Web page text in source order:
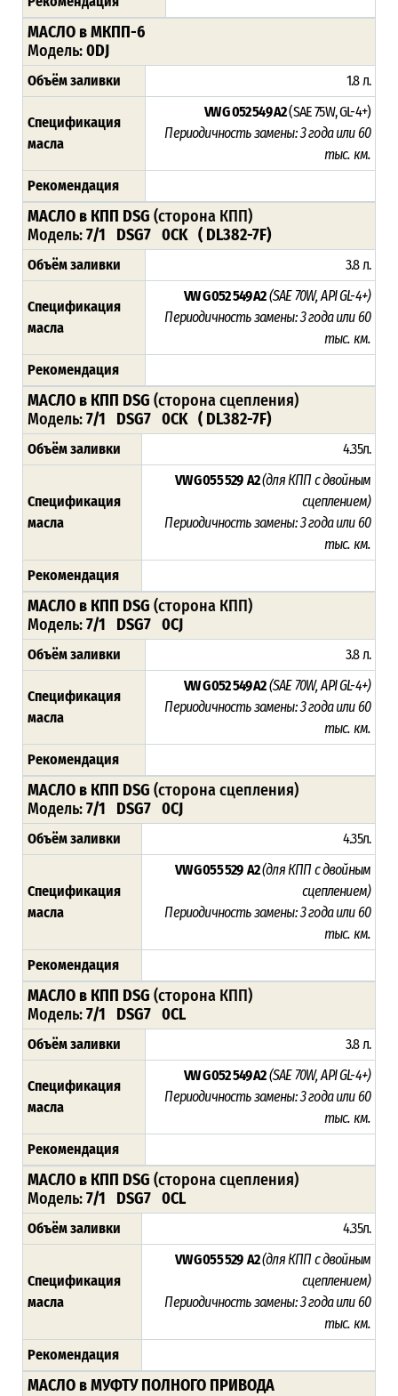
МАСЛО в МКПП-6
Модель:0DJ
Объём заливки 1.8 л.
Спецификация
масла
VW G 052 549 A2(SAE 75W, GL-4+)
Периодичность замены: 3 года или 60
тыс. км.
Рекомендация
МАСЛО в КПП DSG (сторона КПП)
Модель:7/1 DSG7 0CK ( DL382-7F)
Объём заливки 3.8 л.
Спецификация
масла
VW G 052 549 A2(SAE 70W, API GL-4+)
Периодичность замены: 3 года или 60
тыс. км.
Рекомендация
МАСЛО в КПП DSG (сторона сцепления)
Модель:7/1 DSG7 0CK ( DL382-7F)
Объём заливки 4.35л.
Спецификация
масла
VW G 055 529 A2(для КПП с двойным
сцеплением)
Периодичность замены: 3 года или 60
тыс. км.
Рекомендация
МАСЛО в КПП DSG (сторона КПП)
Модель:7/1 DSG7 0CJ
Объём заливки 3.8 л.
Спецификация
масла
VW G 052 549 A2(SAE 70W, API GL-4+)
Периодичность замены: 3 года или 60
тыс. км.
Рекомендация
МАСЛО в КПП DSG (сторона сцепления)
Модель:7/1 DSG7 0CJ
Объём заливки 4.35л.
Спецификация
масла
VW G 055 529 A2(для КПП с двойным
сцеплением)
Периодичность замены: 3 года или 60
тыс. км.
Рекомендация
МАСЛО в КПП DSG (сторона КПП)
Модель:7/1 DSG7 0CL
Объём заливки 3.8 л.
Спецификация
масла
VW G 052 549 A2(SAE 70W, API GL-4+)
Периодичность замены: 3 года или 60
тыс. км.
Рекомендация
МАСЛО в КПП DSG (сторона сцепления)
Модель:7/1 DSG7 0CL
Объём заливки 4.35л.
Спецификация
масла
VW G 055 529 A2(для КПП с двойным
сцеплением)
Периодичность замены: 3 года или 60
тыс. км.
Рекомендация
МАСЛО в МУФТУ ПОЛНОГО ПРИВОДА